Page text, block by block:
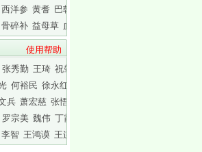
西洋参 黄耆 巴戟天
骨碎补 益母草 血竭
使用帮助
张秀勤 王琦 祝肇刚
何裕民 徐永红
兵 萧宏慈 张悟本
罗宗美 魏伟 丁霞
李智 王鸿谟 王连清